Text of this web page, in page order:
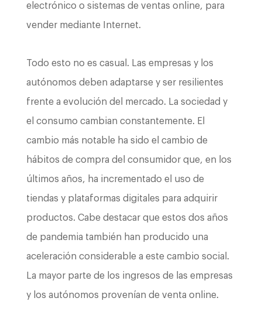
electrónico o sistemas de ventas online, para
vender mediante Internet.
Todo esto no es casual. Las empresas y los
autónomos deben adaptarse y ser resilientes
frente a evolución del mercado. La sociedad y
el consumo cambian constantemente. El
cambio más notable ha sido el cambio de
hábitos de compra del consumidor que, en los
últimos años, ha incrementado el uso de
tiendas y plataformas digitales para adquirir
productos. Cabe destacar que estos dos años
de pandemia también han producido una
aceleración considerable a este cambio social.
La mayor parte de los ingresos de las empresas
y los autónomos provenían de venta online.